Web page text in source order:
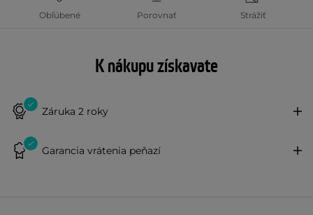
Obľúbené Porovnať Strážiť
K nákupu získavate
Záruka 2 roky
Garancia vrátenia peňazí